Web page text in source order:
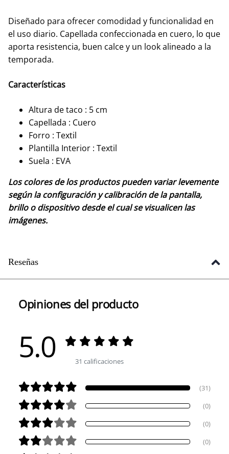
Diseñado para ofrecer comodidad y funcionalidad en
el uso diario. Capellada confeccionada en cuero, lo que
aporta resistencia, buen calce y un look alineado a la
temporada.
Características
Altura de taco : 5 cm
Capellada : Cuero
Forro : Textil
Plantilla Interior : Textil
Suela : EVA
Los colores de los productos pueden variar levemente
según la configuración y calibración de la pantalla,
brillo o dispositivo desde el cual se visualicen las
imágenes.
Reseñas
Opiniones del producto
5.0 31 calificaciones
(31)
(0)
(0)
(0)